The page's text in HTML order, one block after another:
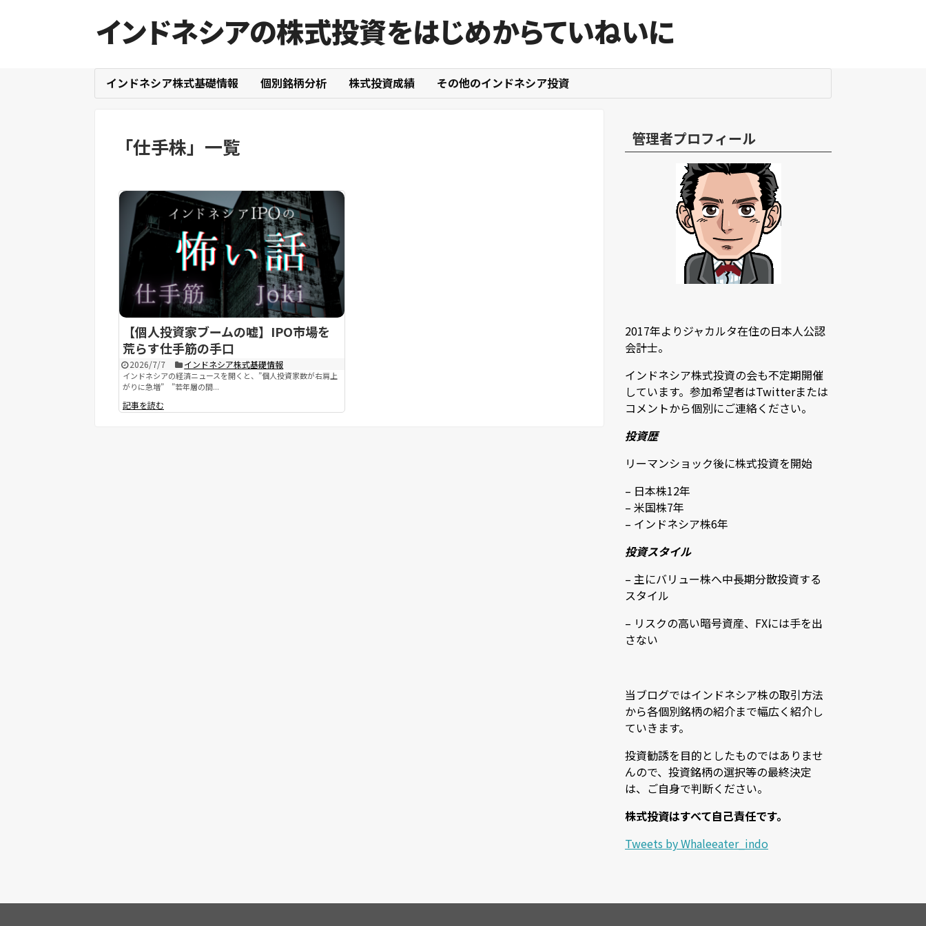
インドネシアの株式投資をはじめからていねいに
インドネシア株式基礎情報 個別銘柄分析 株式投資成績 その他のインドネシア投資
「仕手株」 一覧
【個人投資家ブームの嘘】IPO市場を
荒らす仕手筋の手口
2026/7/7 インドネシア株式基礎情報
インドネシアの経済ニュースを開くと、”個人投資家数が右肩上
がりに急増” ”若年層の間...
記事を読む
管理者プロフィール
2017年よりジャカルタ在住の日本人公認
会計士。
インドネシア株式投資の会も不定期開催
しています。参加希望者はTwitterまたは
コメントから個別にご連絡ください。
投資歴
リーマンショック後に株式投資を開始
– 日本株12年
– 米国株7年
– インドネシア株6年
投資スタイル
– 主にバリュー株へ中長期分散投資する
スタイル
– リスクの高い暗号資産、FXには手を出
さない
当ブログではインドネシア株の取引方法
から各個別銘柄の紹介まで幅広く紹介し
ていきます。
投資勧誘を目的としたものではありませ
んので、投資銘柄の選択等の最終決定
は、ご自身で判断ください。
株式投資はすべて自己責任です。
Tweets by Whaleeater_indo